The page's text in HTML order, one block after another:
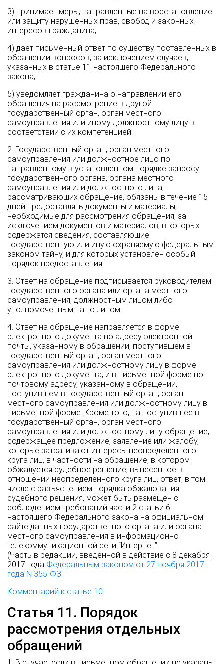
3) принимает меры, направленные на восстановление
или защиту нарушенных прав, свобод и законных
интересов гражданина;
4) дает письменный ответ по существу поставленных в
обращении вопросов, за исключением случаев,
указанных в статье 11 настоящего Федерального
закона;
5) уведомляет гражданина о направлении его
обращения на рассмотрение в другой
государственный орган, орган местного
самоуправления или иному должностному лицу в
соответствии с их компетенцией.
2. Государственный орган, орган местного
самоуправления или должностное лицо по
направленному в установленном порядке запросу
государственного органа, органа местного
самоуправления или должностного лица,
рассматривающих обращение, обязаны в течение 15
дней предоставлять документы и материалы,
необходимые для рассмотрения обращения, за
исключением документов и материалов, в которых
содержатся сведения, составляющие
государственную или иную охраняемую федеральным
законом тайну, и для которых установлен особый
порядок предоставления.
3. Ответ на обращение подписывается руководителем
государственного органа или органа местного
самоуправления, должностным лицом либо
уполномоченным на то лицом.
4. Ответ на обращение направляется в форме
электронного документа по адресу электронной
почты, указанному в обращении, поступившем в
государственный орган, орган местного
самоуправления или должностному лицу в форме
электронного документа, и в письменной форме по
почтовому адресу, указанному в обращении,
поступившем в государственный орган, орган
местного самоуправления или должностному лицу в
письменной форме. Кроме того, на поступившее в
государственный орган, орган местного
самоуправления или должностному лицу обращение,
содержащее предложение, заявление или жалобу,
которые затрагивают интересы неопределенного
круга лиц, в частности на обращение, в котором
обжалуется судебное решение, вынесенное в
отношении неопределенного круга лиц, ответ, в том
числе с разъяснением порядка обжалования
судебного решения, может быть размещен с
соблюдением требований части 2 статьи 6
настоящего Федерального закона на официальном
сайте данных государственного органа или органа
местного самоуправления в информационно-
телекоммуникационной сети “Интернет”.
(Часть в редакции, введенной в действие с 8 декабря
2017 года Федеральным законом от 27 ноября 2017
года N 355-ФЗ.
Комментарий к статье 10
Статья 11. Порядок
рассмотрения отдельных
обращений